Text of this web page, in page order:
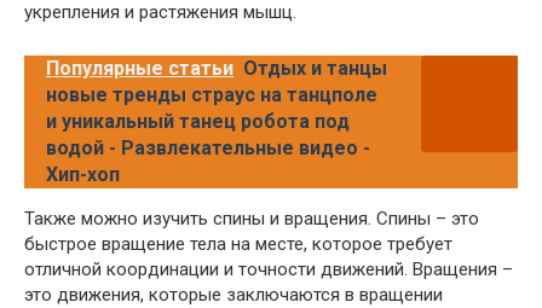
укрепления и растяжения мышц.
Популярные статьи Отдых и танцы
новые тренды страус на танцполе
и уникальный танец робота под
водой - Развлекательные видео -
Хип-хоп
Также можно изучить спины и вращения. Спины – это
быстрое вращение тела на месте, которое требует
отличной координации и точности движений. Вращения –
это движения, которые заключаются в вращении